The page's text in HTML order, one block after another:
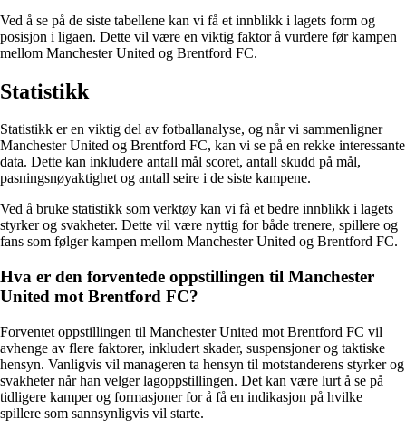
Ved å se på de siste tabellene kan vi få et innblikk i lagets form og
posisjon i ligaen. Dette vil være en viktig faktor å vurdere før kampen
mellom Manchester United og Brentford FC.
Statistikk
Statistikk er en viktig del av fotballanalyse, og når vi sammenligner
Manchester United og Brentford FC, kan vi se på en rekke interessante
data. Dette kan inkludere antall mål scoret, antall skudd på mål,
pasningsnøyaktighet og antall seire i de siste kampene.
Ved å bruke statistikk som verktøy kan vi få et bedre innblikk i lagets
styrker og svakheter. Dette vil være nyttig for både trenere, spillere og
fans som følger kampen mellom Manchester United og Brentford FC.
Hva er den forventede oppstillingen til Manchester
United mot Brentford FC?
Forventet oppstillingen til Manchester United mot Brentford FC vil
avhenge av flere faktorer, inkludert skader, suspensjoner og taktiske
hensyn. Vanligvis vil manageren ta hensyn til motstanderens styrker og
svakheter når han velger lagoppstillingen. Det kan være lurt å se på
tidligere kamper og formasjoner for å få en indikasjon på hvilke
spillere som sannsynligvis vil starte.